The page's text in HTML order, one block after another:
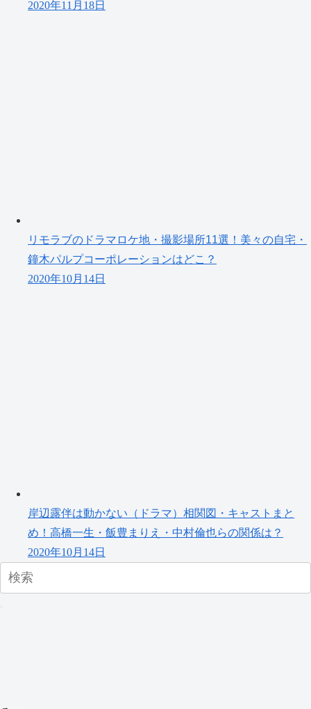
2020年11月18日
リモラブのドラマロケ地・撮影場所11選！美々の自宅・
鐘木パルプコーポレーションはどこ？
2020年10月14日
岸辺露伴は動かない（ドラマ）相関図・キャストまと
め！高橋一生・飯豊まりえ・中村倫也らの関係は？
2020年10月14日